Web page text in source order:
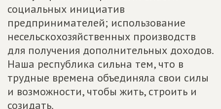
социальных инициатив
предпринимателей; использование
несельскохозяйственных производств
для получения дополнительных доходов.
Наша республика сильна тем, что в
трудные времена объединяла свои силы
и возможности, чтобы жить, строить и
созидать.